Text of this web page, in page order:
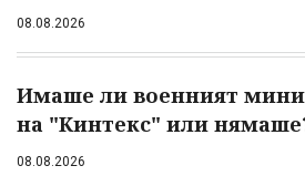
08.08.2026
Имаше ли военният
на "Кинтекс" или
08.08.2026